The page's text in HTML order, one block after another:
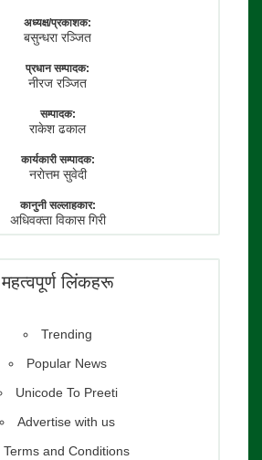
अध्यक्ष/प्रकाशक:
बसुन्धरा रञ्जित
प्रधान सम्पादक:
नीरज रञ्जित
सम्पादक:
राकेश ढकाल
कार्यकारी सम्पादक:
नराेत्तम सुवेदी
कानुनी सल्लाहकार:
अधिवक्ता विकास गिरी
महत्वपूर्ण लिंकहरू
Trending
Popular News
Unicode To Preeti
Advertise with us
Terms and Conditions